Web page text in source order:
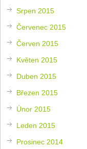
Srpen 2015
Červenec 2015
Červen 2015
Květen 2015
Duben 2015
Březen 2015
Únor 2015
Leden 2015
Prosinec 2014